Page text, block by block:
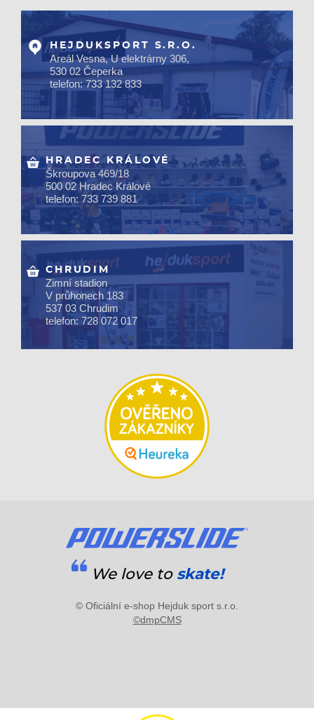
HEJDUKSPORT S.R.O.
Areál Vesna, U elektrárny 306,
530 02 Čeperka
telefon: 733 132 833
HRADEC KRÁLOVÉ
Škroupova 469/18
500 02 Hradec Králové
telefon: 733 739 881
CHRUDIM
Zimní stadion
V průhonech 183
537 03 Chrudim
telefon: 728 072 017
We love to skate!
© Oficiální e-shop Hejduk sport s.r.o.
©dmpCMS